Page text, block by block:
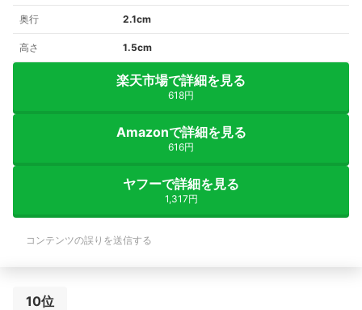
奥行 2.1cm
高さ 1.5cm
楽天市場で詳細を見る
618円
Amazonで詳細を見る
616円
ヤフーで詳細を見る
1,317円
コンテンツの誤りを送信する
10位